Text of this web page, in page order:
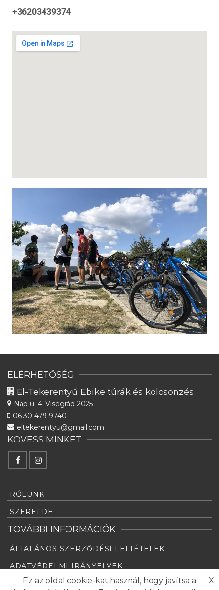
+36203439374
ELÉRHETŐSÉG
El-Tekerentyű Ebike túrák és kölcsönzés
Nap u. 4. Visegrád 2025
06 30 479 9740
eltekerentyu@gmail.com
KÖVESS MINKET
RÓLUNK
SZERELDE
TOVÁBBI INFORMÁCIÓK
ÁLTALÁNOS SZERZŐDÉSI FELTÉTELEK
ADATVÉDELMI IRÁNYELVEK
GYAKRAN ISMÉTELT KÉRDÉSEK
Ez az oldal cookie-kat használ, hogy javítsa a
X